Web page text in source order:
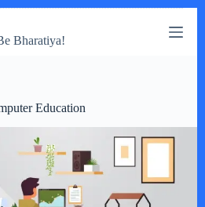
Bharatiya!
Education